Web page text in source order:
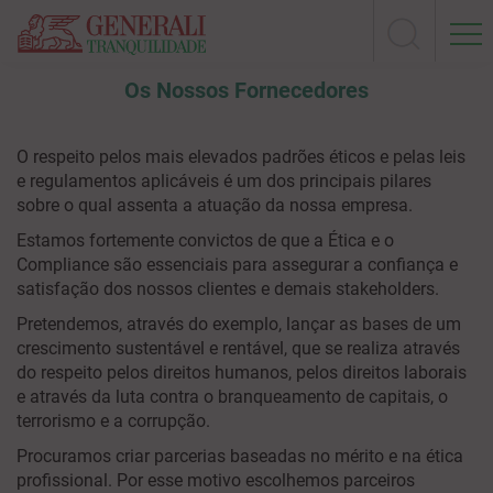
Os Nossos Fornecedores
O respeito pelos mais elevados padrões éticos e pelas leis
e regulamentos aplicáveis é um dos principais pilares
sobre o qual assenta a atuação da nossa empresa.
Estamos fortemente convictos de que a Ética e o
Compliance são essenciais para assegurar a confiança e
satisfação dos nossos clientes e demais stakeholders.
Pretendemos, através do exemplo, lançar as bases de um
crescimento sustentável e rentável, que se realiza através
do respeito pelos direitos humanos, pelos direitos laborais
e através da luta contra o branqueamento de capitais, o
terrorismo e a corrupção.
Procuramos criar parcerias baseadas no mérito e na ética
profissional. Por esse motivo escolhemos parceiros